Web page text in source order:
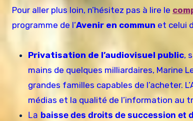
Pour aller plus loin, n’hésitez pas à lire le
programme de l’Avenir en commun et celui
Privatisation de l’audiovisuel public,
mains de quelques milliardaires, Marine
grandes familles capables de l’acheter.
médias et la qualité de l’information au
La baisse des droits de succession et